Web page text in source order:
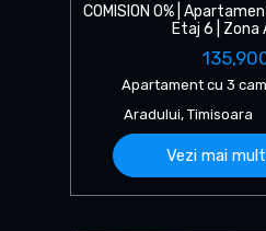
COMISION 0% |
Etaj 6 | Zona
Apartament cu 3
Aradului, Timisoara
Vezi mai